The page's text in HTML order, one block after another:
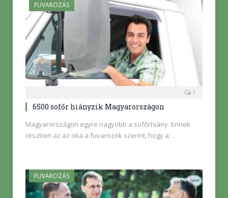
FUVAROZÁS
1
6500 sofőr hiányzik Magyarországon
Magyarországon egyre nagyobb a sofőrhiány. Ennek
részben az az oka a fuvarozók szerint, hogy a…
FUVAROZÁS